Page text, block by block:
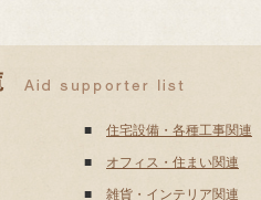
住宅設備・各種工事関連
■
オフィス・住まい関連
■
雑貨・インテリア関連
■